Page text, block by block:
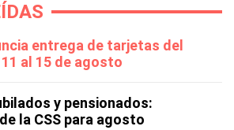
entrega de tarjetas del
11 al 15 de agosto
y pensionados:
la CSS para agosto